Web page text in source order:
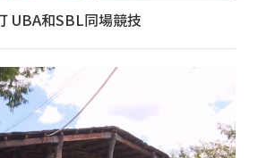
UBA和SBL同場競技